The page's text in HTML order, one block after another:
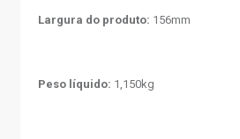
Largura do produto: 156mm
Peso líquido: 1,150kg